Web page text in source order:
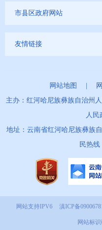
市县区政府网站
友情链接
网站地图 |
主办：红河哈尼族彝族自治州
人民
地址：云南省红河哈尼族彝族
民热线
网站支持IPV6 滇ICP备
网站标识